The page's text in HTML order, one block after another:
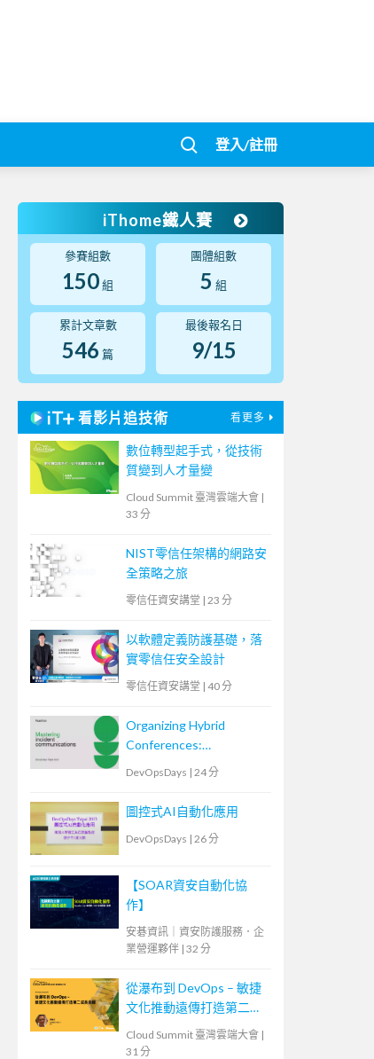
登入/註冊
iThome鐵人賽
參賽組數
150組
團體組數
5 組
累計文章數
546 篇
最後報名日
9/15
看影片追技術 看更多
數位轉型起手式，從技術
質變到人才量變
Cloud Summit 臺灣雲端大會 |
33 分
NIST零信任架構的網路安
全策略之旅
零信任資安講堂 | 23 分
以軟體定義防護基礎，落
實零信任安全設計
零信任資安講堂 | 40 分
Organizing Hybrid
Conferences:
Empowering Community
Perspective During the
Pandemic
DevOpsDays | 24 分
圖控式AI自動化應用
DevOpsDays | 26 分
【SOAR資安自動化協
作】
安碁資訊｜資安防護服務．企
業營運夥伴 | 32 分
從瀑布到 DevOps – 敏捷
文化推動遠傳打造第二成
Cloud Summit 臺灣雲端大會 |
31 分